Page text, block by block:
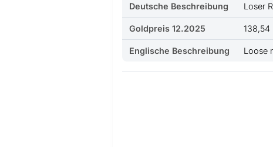
Deutsche Beschreibung Loser
Goldpreis 12.2025 138,54
Englische Beschreibung Loose